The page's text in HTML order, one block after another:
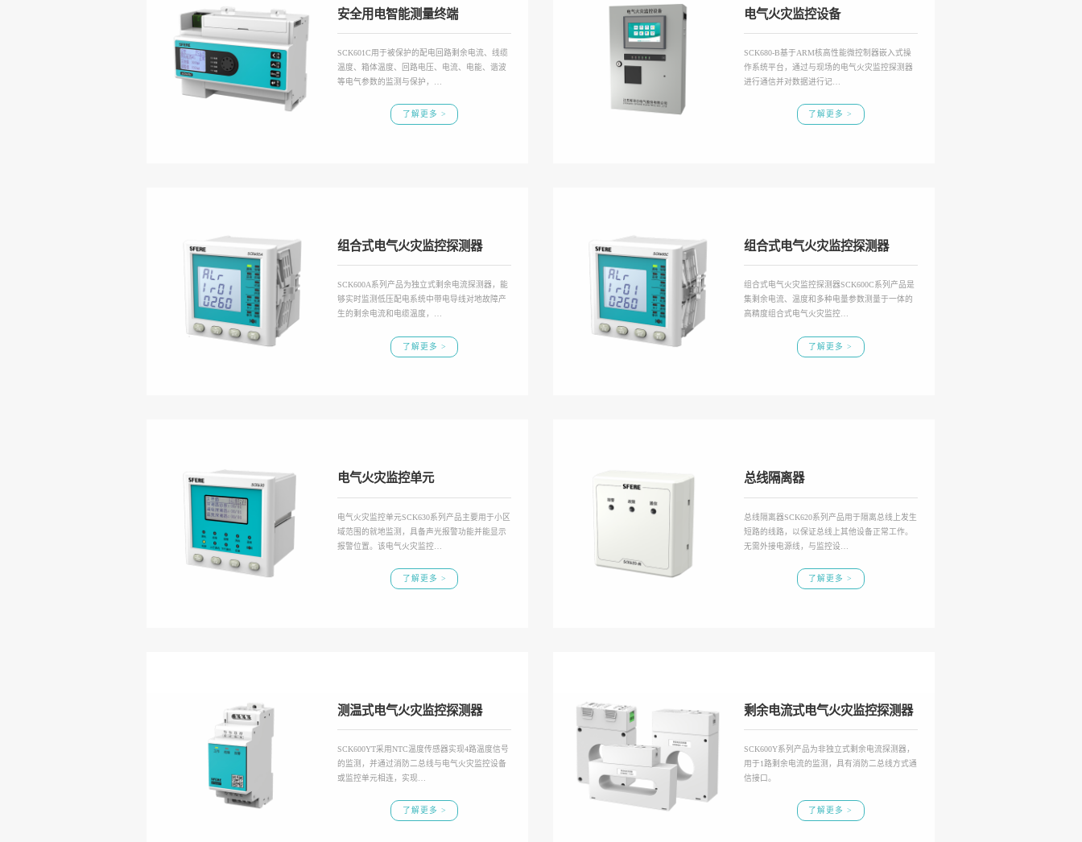
安全用电智能测量终端
SCK601C用于被保护的配电回路剩余电流、线缆
温度、箱体温度、回路电压、电流、电能、谐波
等电气参数的监测与保护，…
了解更多 >
电气火灾监控设备
SCK680-B基于ARM核高性能微控制器嵌入式操
作系统平台，通过与现场的电气火灾监控探测器
进行通信并对数据进行记…
了解更多 >
组合式电气火灾监控探测器
SCK600A系列产品为独立式剩余电流探测器，能
够实时监测低压配电系统中带电导线对地故障产
生的剩余电流和电缆温度，…
了解更多 >
组合式电气火灾监控探测器
组合式电气火灾监控探测器SCK600C系列产品是
集剩余电流、温度和多种电量参数测量于一体的
高精度组合式电气火灾监控…
了解更多 >
电气火灾监控单元
电气火灾监控单元SCK630系列产品主要用于小区
域范围的就地监测，具备声光报警功能并能显示
报警位置。该电气火灾监控…
了解更多 >
总线隔离器
总线隔离器SCK620系列产品用于隔离总线上发生
短路的线路，以保证总线上其他设备正常工作。
无需外接电源线，与监控设…
了解更多 >
测温式电气火灾监控探测器
SCK600YT采用NTC温度传感器实现4路温度信号
的监测，并通过消防二总线与电气火灾监控设备
或监控单元相连，实现…
了解更多 >
剩余电流式电气火灾监控探测器
SCK600Y系列产品为非独立式剩余电流探测器，
用于1路剩余电流的监测，具有消防二总线方式通
信接口。
了解更多 >